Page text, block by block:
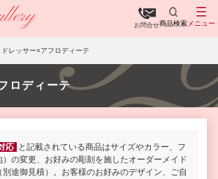
お問合せ商品検索 メニュー
ドレッサー×アフロディーテ
ロディーテ
応 と記載されている商品はサイズやカラー、フ
）の変更、お好みの彫刻を施したオーダーメイド
途御見積）。お客様のお好みのデザイン、ご自